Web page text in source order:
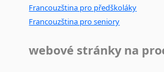
Francouzština pro předškoláky
Francouzština pro seniory
webové stránky na